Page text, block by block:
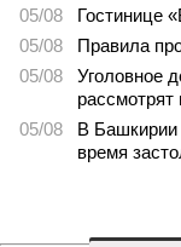
05/08
Гостинице
05/08
Правила
05/08
Уголовное
рассмотрят
05/08
В Башкирии
время